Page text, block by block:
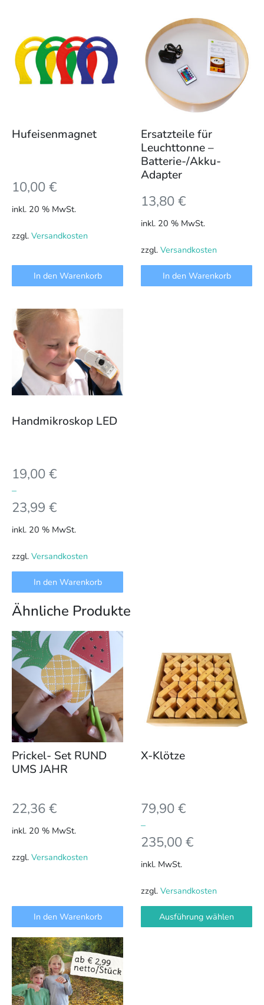
Hufeisenmagnet
10,00€
inkl. 20 % MwSt.
zzgl. Versandkosten
In den Warenkorb
Ersatzteile für
Leuchttonne –
Batterie-/Akku-
Adapter
13,80€
inkl. 20 % MwSt.
zzgl. Versandkosten
In den Warenkorb
Handmikroskop LED
19,00€
–
23,99 €
inkl. 20 % MwSt.
zzgl. Versandkosten
In den Warenkorb
Ähnliche Produkte
Prickel- Set RUND
UMS JAHR
22,36€
inkl. 20 % MwSt.
zzgl. Versandkosten
In den Warenkorb
X-Klötze
79,90€
–
235,00€
inkl. MwSt.
zzgl. Versandkosten
Ausführung wählen
Produkt
weist
mehrere
Varianten
auf.
Die
können
gewählt
Dieses
Produkt
weist
mehrere
Varianten